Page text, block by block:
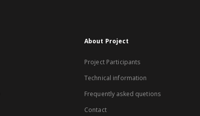
About Project
Project Participants
Technical information
Frequently asked quetions
Contact